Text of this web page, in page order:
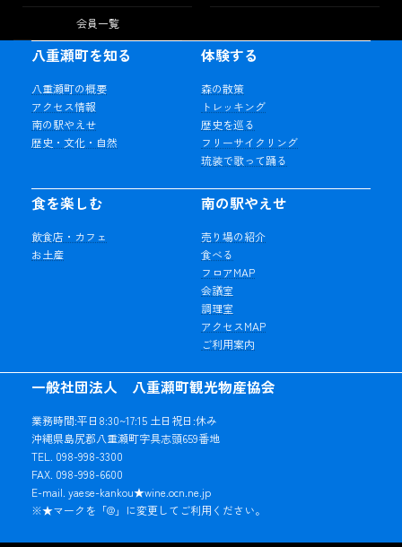
会員一覧
一般社団法人 八重瀬町観光物産協会
業務時間:平日8:30~17:15 土日祝日:休み
沖縄県島尻郡八重瀬町字具志頭659番地
TEL. 098-998-3300
FAX. 098-998-6600
E-mail. yaese-kankou★wine.ocn.ne.jp
※★マークを「@」に変更してご利用ください。
八重瀬町を知る
八重瀬町の概要
アクセス情報
南の駅やえせ
歴史・文化・自然
体験する
森の散策
トレッキング
歴史を巡る
フリーサイクリング
琉装で歌って踊る
食を楽しむ
飲食店・カフェ
お土産
南の駅やえせ
売り場の紹介
食べる
フロアMAP
会議室
調理室
アクセスMAP
ご利用案内